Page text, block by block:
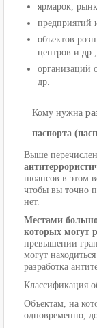
ярмарок,
предприятий
объектов
центров и др.;
организаций
др.
Кому нужна
паспорта
Выше
нюансов в этом
чтобы вы точно
нет.
Местами
которых могут
превышении
могут
разработка
Классификация
Объектам, на
одновременно,